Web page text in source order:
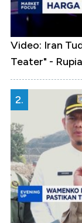
Video: Iran
Teater" -
2.